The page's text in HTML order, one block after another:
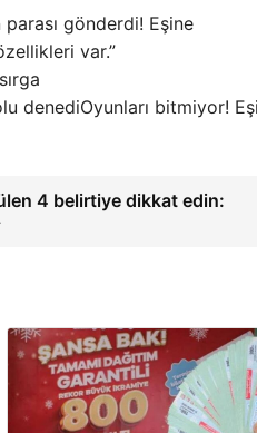
gönderdi! Eşine
var.”
Oyunları bitmiyor! Eşi
4 belirtiye dikkat edin: